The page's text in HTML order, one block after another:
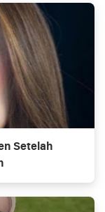
Setelah